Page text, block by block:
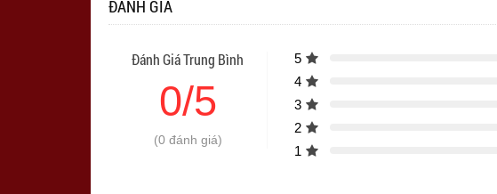
ĐÁNH GIÁ
Đánh Giá Trung Bình
0/5
(0 đánh giá)
5
4
3
2
1